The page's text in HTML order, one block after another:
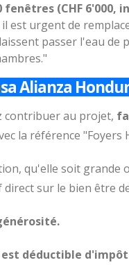
fenêtres (CHF 6'000,
il est urgent de
passer l'eau de
Alianza
contribuer au projet,
la référence "Foyers
qu'elle soit grande
sur le bien être
déductible